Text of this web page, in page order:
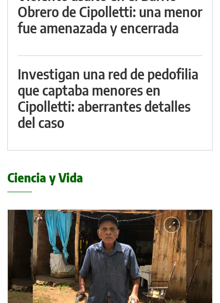
Obrero de Cipolletti: una menor
fue amenazada y encerrada
Investigan una red de pedofilia
que captaba menores en
Cipolletti: aberrantes detalles
del caso
Ciencia y Vida